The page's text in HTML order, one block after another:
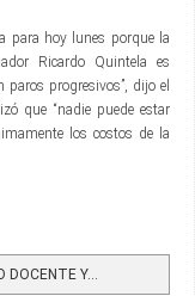
para hoy lunes porque la
Ricardo Quintela es
paros progresivos”, dijo el
que “nadie puede estar
los costos de la
DOCENTE Y...